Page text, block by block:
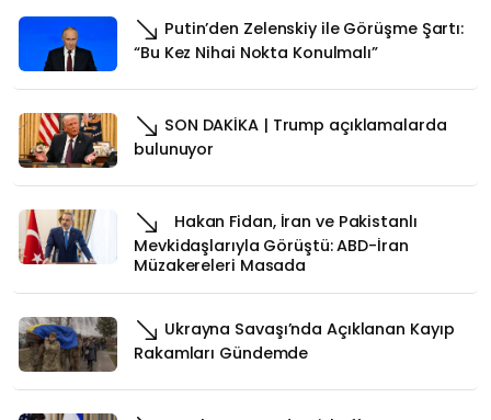
Putin’den Zelenskiy ile Görüşme Şartı:
“Bu Kez Nihai Nokta Konulmalı”
SON DAKİKA | Trump açıklamalarda
bulunuyor
Hakan Fidan, İran ve Pakistanlı
Mevkidaşlarıyla Görüştü: ABD-İran
Müzakereleri Masada
Ukrayna Savaşı’nda Açıklanan Kayıp
Rakamları Gündemde